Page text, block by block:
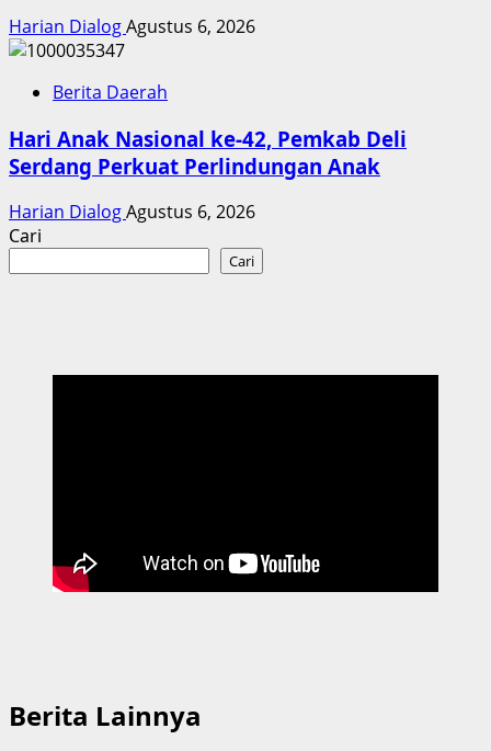
Harian DialogAgustus 6, 2026
Berita Daerah
Hari Anak Nasional ke-42, Pemkab Deli
Serdang Perkuat Perlindungan Anak
Harian DialogAgustus 6, 2026
Cari
Cari
Berita Lainnya